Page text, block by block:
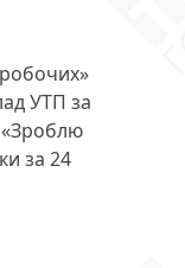
УТП за
за 24